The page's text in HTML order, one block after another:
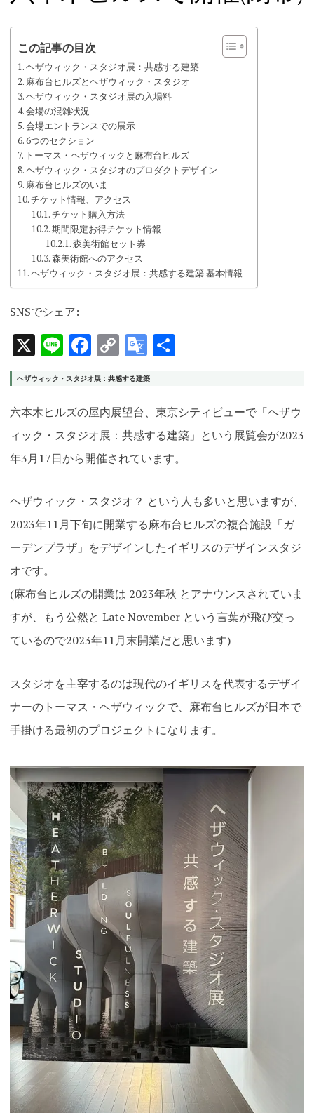
この記事の目次
ヘザウィック・スタジオ展：共感する建築
麻布台ヒルズとヘザウィック・スタジオ
ヘザウィック・スタジオ展の入場料
会場の混雑状況
会場エントランスでの展示
6つのセクション
トーマス・ヘザウィックと麻布台ヒルズ
ヘザウィック・スタジオのプロダクトデザイン
麻布台ヒルズのいま
チケット情報、アクセス
チケット購入方法
期間限定お得チケット情報
森美術館セット券
森美術館へのアクセス
ヘザウィック・スタジオ展：共感する建築 基本情報
SNSでシェア:
X LineFacebook
Copy
Link
Google
Translate
共
ヘザウィック・スタジオ展：共感する建築
六本木ヒルズの屋内展望台、東京シティビューで「ヘザウ
ィック・スタジオ展：共感する建築」という展覧会が2023
年3月17日から開催されています。
ヘザウィック・スタジオ？ という人も多いと思いますが、
2023年11月下旬に開業する麻布台ヒルズの複合施設「ガ
ーデンプラザ」をデザインしたイギリスのデザインスタジ
オです。
(麻布台ヒルズの開業は 2023年秋 とアナウンスされていま
すが、もう公然と Late November という言葉が飛び交っ
ているので2023年11月末開業だと思います)
スタジオを主宰するのは現代のイギリスを代表するデザイ
ナーのトーマス・ヘザウィックで、麻布台ヒルズが日本で
手掛ける最初のプロジェクトになります。